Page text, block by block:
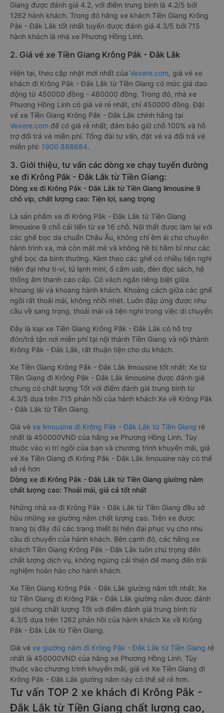
Giang được đánh giá 4.2, với điểm trung bình là 4.2/5 bởi
1262 hành khách. Trong đó hãng xe khách Tiền Giang Krông
Pắk - Đắk Lắk tốt nhất tuyến được đánh giá 4.3/5 bởi 715
hành khách là nhà xe Phương Hồng Linh.
2. Giá vé xe Tiền Giang Krông Pắk - Đắk Lắk
Hiện tại, theo cập nhật mới nhất của Vexere.com, giá vé xe
khách đi Krông Pắk - Đắk Lắk từ Tiền Giang có mức giá dao
động từ 450000 đồng - 480000 đồng. Trong đó, nhà xe
Phương Hồng Linh có giá vé rẻ nhất, chỉ 450000 đồng. Đặt
vé xe Tiền Giang Krông Pắk - Đắk Lắk chính hãng tại
Vexere.com để có giá rẻ nhất, đảm bảo giữ chỗ 100% và hỗ
trợ đổi trả vé miễn phí. Tổng đài tư vấn, đặt vé và đổi trả vé
miễn phí: 1900 888684.
3. Giới thiệu, tư vấn các dòng xe chạy tuyến đường
xe đi Krông Pắk - Đắk Lắk từ Tiền Giang:
Dòng xe đi Krông Pắk - Đắk Lắk từ Tiền Giang limousine 9
chỗ vip, chất lượng cao: Tiện lợi, sang trọng
Là sản phẩm xe đi Krông Pắk - Đắk Lắk từ Tiền Giang
limousine 9 chỗ cải tiến từ xe 16 chỗ. Nội thất được làm lại với
các ghế bọc da chuẩn Châu Âu, không chỉ êm ái cho chuyến
hành trình xa, mà còn mát mẻ và không hề bị hầm bí như các
ghế bọc da bình thường. Kèm theo các ghế có nhiều tiện nghi
hiện đại như ti-vi, tủ lạnh mini, ổ cắm usb, đèn đọc sách, hệ
thống âm thanh cao cấp. Có vách ngăn riêng biệt giữa
khoang lái và khoang hành khách. Khoảng cách giữa các ghế
ngồi rất thoải mái, không nhồi nhét. Luôn đáp ứng được nhu
cầu về sang trọng, thoải mái và tiện nghi trong việc di chuyển.
Đây là loại xe Tiền Giang Krông Pắk - Đắk Lắk có hỗ trợ
đón/trả tận nơi miễn phí tại nội thành Tiền Giang và nội thành
Krông Pắk - Đắk Lắk, rất thuận tiện cho du khách.
Xe Tiền Giang Krông Pắk - Đắk Lắk limousine tốt nhất: Xe từ
Tiền Giang đi Krông Pắk - Đắk Lắk limousine được đánh giá
chung có chất lượng Tốt với điểm đánh giá trung bình từ
4.3/5 dựa trên 715 phản hồi của hành khách Xe về Krông Pắk
- Đắk Lắk từ Tiền Giang.
Giá vé xe limousine đi Krông Pắk - Đắk Lắk từ Tiền Giang rẻ
nhất là 450000VND của hãng xe Phương Hồng Linh. Tùy
thuộc vào vị trí ngồi của bạn và chương trình khuyến mãi, giá
vé Xe Tiền Giang đi Krông Pắk - Đắk Lắk limousine này có thể
sẽ rẻ hơn
Dòng xe đi Krông Pắk - Đắk Lắk từ Tiền Giang giường nằm
chất lượng cao: Thoải mái, giá cả tốt nhất
Những nhà xe đi Krông Pắk - Đắk Lắk từ Tiền Giang đều sở
hữu những xe giường nằm chất lượng cao. Trên xe được
trang bị đầy đủ các trang thiết bị hiện đại phục vụ cho nhu
cầu di chuyển của hành khách. Bên cạnh đó, các hãng xe
khách Tiền Giang Krông Pắk - Đắk Lắk luôn chú trọng đến
chất lượng dịch vụ, không ngừng cải thiện để mang đến trải
nghiệm hoàn hảo cho hành khách.
Xe Tiền Giang Krông Pắk - Đắk Lắk giường nằm tốt nhất: Xe
từ Tiền Giang đi Krông Pắk - Đắk Lắk giường nằm được đánh
giá chung chất lượng Tốt với điểm đánh giá trung bình từ
4.3/5 dựa trên 1262 phản hồi của hành khách Xe về Krông
Pắk - Đắk Lắk từ Tiền Giang.
Giá vé xe giường nằm đi Krông Pắk - Đắk Lắk từ Tiền Giang rẻ
nhất là 450000VND của hãng xe Phương Hồng Linh. Tùy
thuộc vào chương trình khuyến mãi, giá vé Xe Tiền Giang đi
Krông Pắk - Đắk Lắk giường nằm này có thể sẽ rẻ hơn.
Tư vấn TOP 2 xe khách đi Krông Pắk -
Đắk Lắk từ Tiền Giang chất lượng cao,